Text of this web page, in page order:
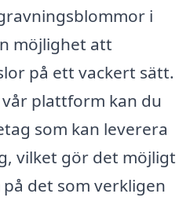
i
möjlighet att
på ett vackert sätt.
plattform kan du
som kan leverera
vilket gör det möjligt
det som verkligen